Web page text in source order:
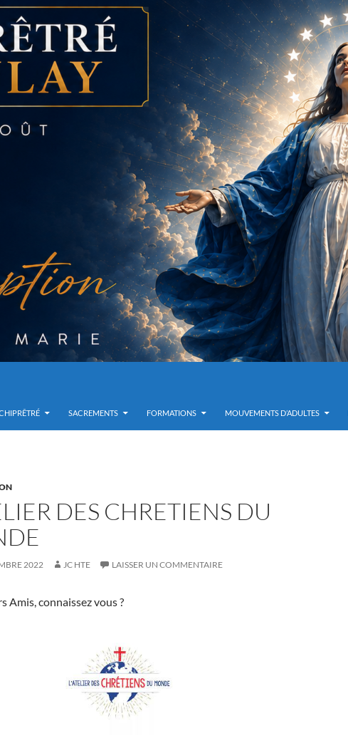
SACREMENTS FORMATIONS MOUVEMENTS D’ADULTES
DES CHRETIENS DU
2022 JC HTE LAISSER UN COMMENTAIRE
Amis, connaissez vous ?